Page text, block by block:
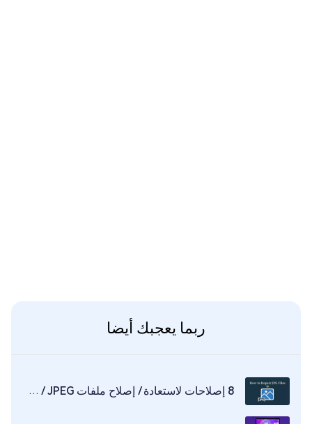
ربما يعجبك أيضا
8 إصلاحات لاستعادة / إصلاح ملفات JPG / JPEG التالفة